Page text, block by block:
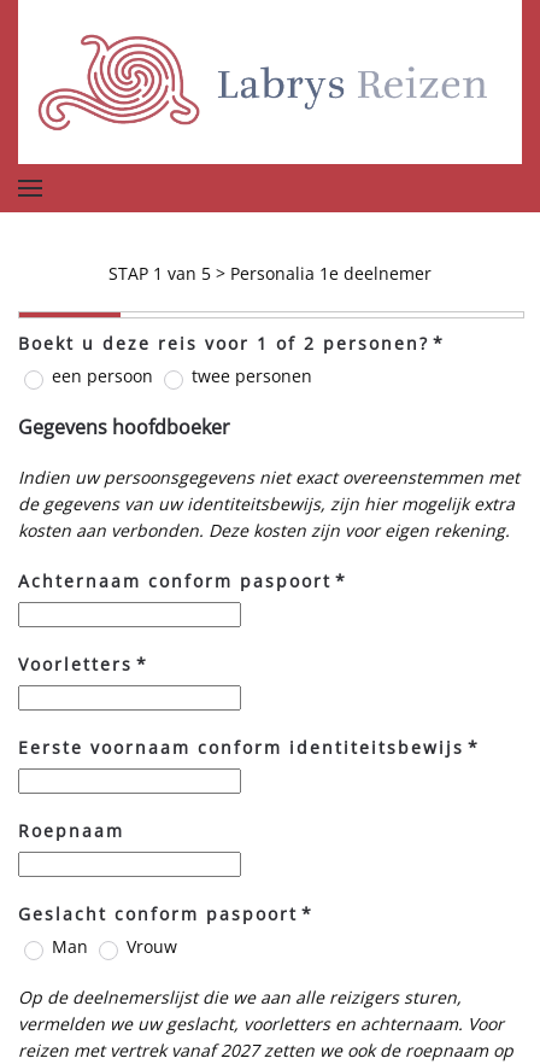
Terug naar hoofdinhoud
STAP 1 van 5 > Personalia 1e deelnemer
Boekt u deze reis voor 1 of 2 personen? *
een persoon
twee personen
Gegevens hoofdboeker
Indien uw persoonsgegevens niet exact overeenstemmen met
de gegevens van uw identiteitsbewijs, zijn hier mogelijk extra
kosten aan verbonden. Deze kosten zijn voor eigen rekening.
Achternaam conform paspoort *
Voorletters *
Eerste voornaam conform identiteitsbewijs *
Roepnaam
Geslacht conform paspoort *
Man
Vrouw
Op de deelnemerslijst die we aan alle reizigers sturen,
vermelden we uw geslacht, voorletters en achternaam. Voor
reizen met vertrek vanaf 2027 zetten we ook de roepnaam op